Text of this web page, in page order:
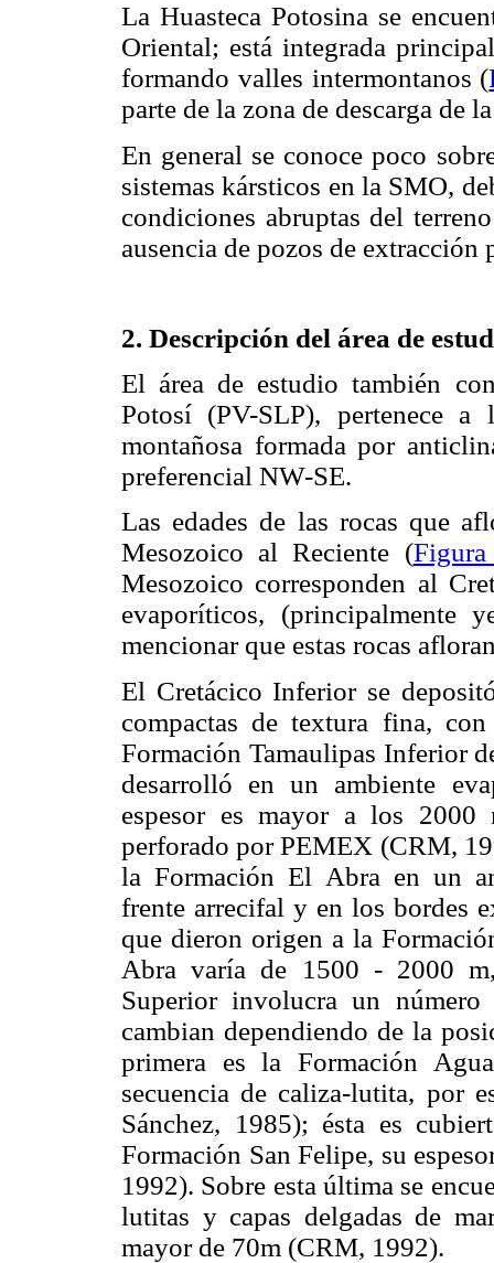
La Huasteca Potosina se
Oriental; está integrada
formando valles intermontanos (
parte de la zona de descarga de
En general se conoce poco
sistemas kársticos en la SMO,
condiciones abruptas del
ausencia de pozos de extracción
2. Descripción del área de
El área de estudio también
Potosí (PV-SLP), pertenece
montañosa formada por
preferencial NW-SE.
Las edades de las rocas que
Mesozoico al Reciente (
Mesozoico corresponden al
evaporíticos, (principalmente
mencionar que estas rocas
El Cretácico Inferior se
compactas de textura fina,
Formación Tamaulipas Inferior
desarrolló en un ambiente
espesor es mayor a los
perforado por PEMEX (CRM,
la Formación El Abra en un
frente arrecifal y en los bordes
que dieron origen a la
Abra varía de 1500 - 2000
Superior involucra un
cambian dependiendo de la
primera es la Formación
secuencia de caliza-lutita, por
Sánchez, 1985); ésta es
Formación San Felipe, su
1992). Sobre esta última se
lutitas y capas delgadas de
mayor de 70m (CRM, 1992).